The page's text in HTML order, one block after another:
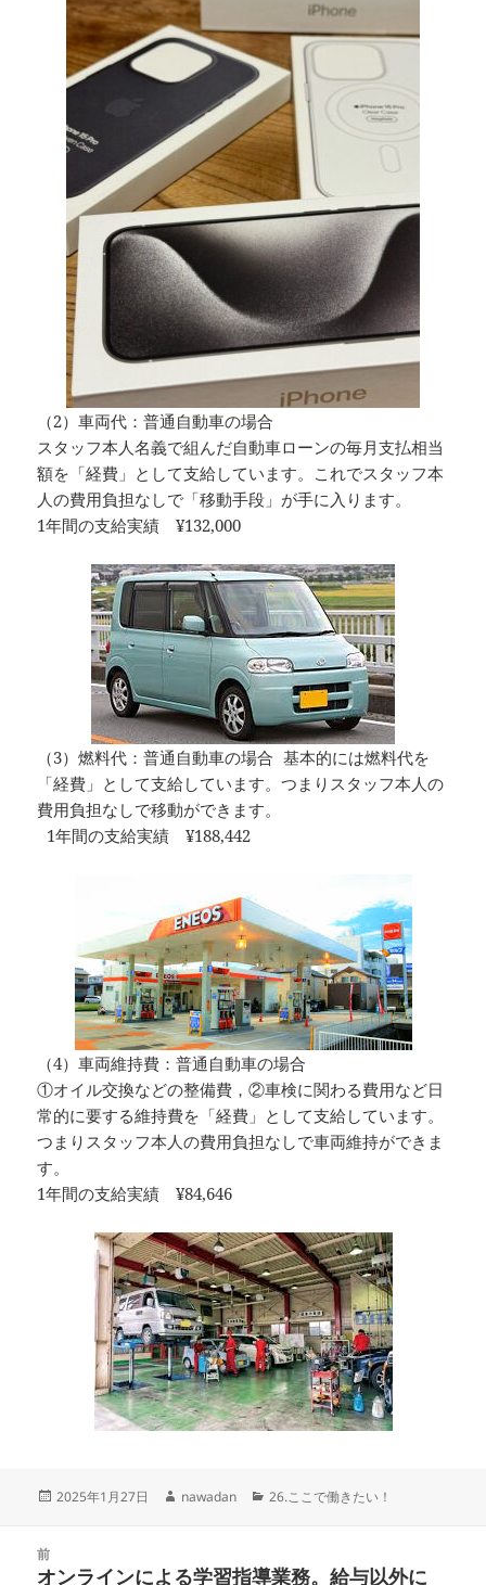
（2）車両代：普通自動車の場合
スタッフ本人名義で組んだ自動車ローンの毎月支払相当
額を「経費」として支給しています。これでスタッフ本
人の費用負担なしで「移動手段」が手に入ります。
1年間の支給実績 ¥132,000
（3）燃料代：普通自動車の場合 基本的には燃料代を
「経費」として支給しています。つまりスタッフ本人の
費用負担なしで移動ができます。
1年間の支給実績 ¥188,442
（4）車両維持費：普通自動車の場合
①オイル交換などの整備費，②車検に関わる費用など日
常的に要する維持費を「経費」として支給しています。
つまりスタッフ本人の費用負担なしで車両維持ができま
す。
1年間の支給実績 ¥84,646
投
2025年1月27日
作
nawadan
カ
ー
26.ここで働きたい！
前
前
オンラインによる学習指導業務。給与以外に